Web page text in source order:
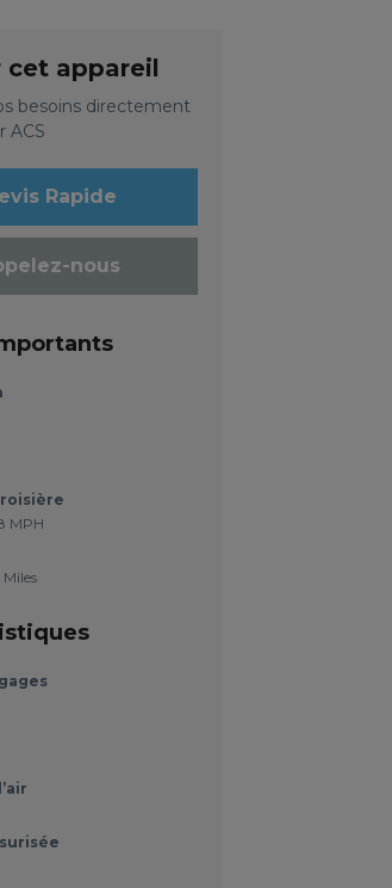
appareil
besoins directement
ACS
Rapide
nous
MPH
Miles